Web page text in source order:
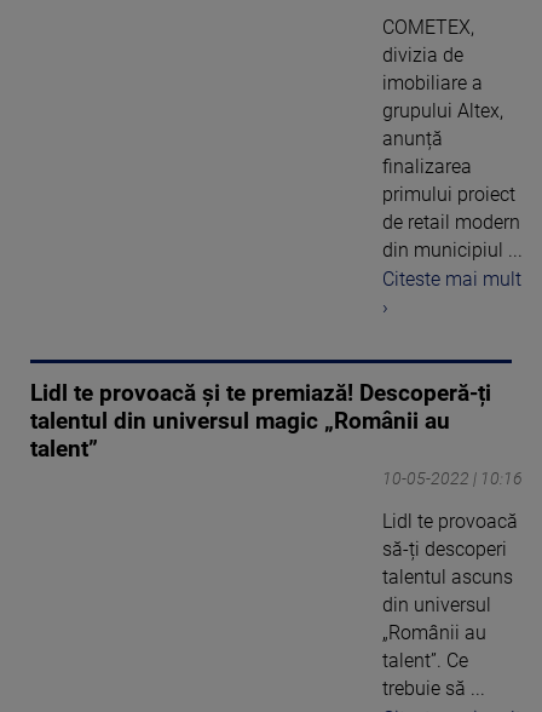
COMETEX,
divizia de
imobiliare a
grupului Altex,
anunță
finalizarea
primului proiect
de retail modern
din municipiul ...
Citeste mai mult
›
Lidl te provoacă și te premiază! Descoperă-ți
talentul din universul magic „Românii au
talent”
10-05-2022 | 10:16
Lidl te provoacă
să-ți descoperi
talentul ascuns
din universul
„Românii au
talent”. Ce
trebuie să ...